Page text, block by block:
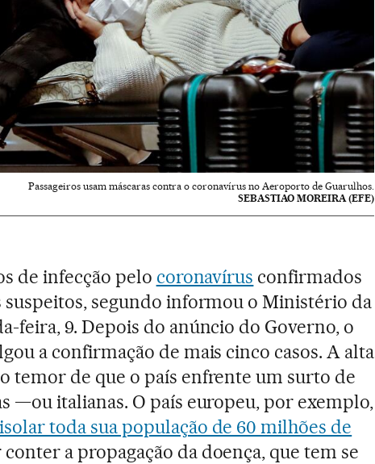
Passageiros usam máscaras contra o coronavírus no Aeroporto de Guarulhos.
SEBASTIAO MOREIRA (EFE)
de infecção pelo coronavírus confirmados
suspeitos, segundo informou o Ministério da
feira, 9. Depois do anúncio do Governo, o
a confirmação de mais cinco casos. A alta
temor de que o país enfrente um surto de
—ou italianas. O país europeu, por exemplo,
isolar toda sua população de 60 milhões de
a propagação da doença, que tem se